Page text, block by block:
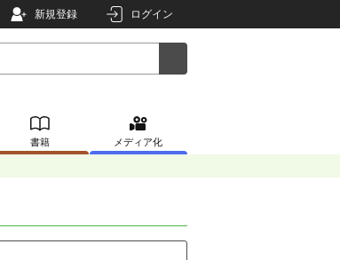
新規登録 ログイン
書籍 メディア化